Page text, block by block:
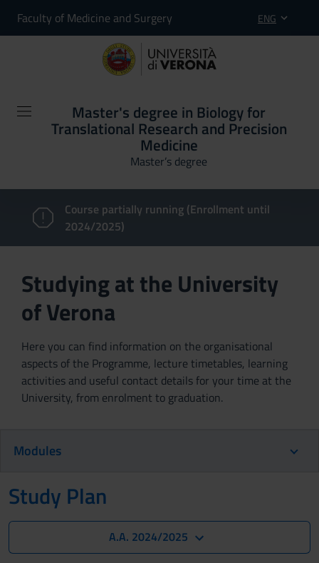
Faculty of Medicine and Surgery ENG
Master's degree in Biology for
Translational Research and Precision
Medicine
Master’s degree
Course partially running (Enrollment until
2024/2025)
Studying at the University
of Verona
Here you can find information on the organisational
aspects of the Programme, lecture timetables, learning
activities and useful contact details for your time at the
University, from enrolment to graduation.
Modules
Study Plan
A.A. 2024/2025